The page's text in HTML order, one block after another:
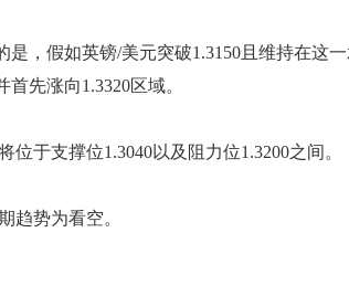
，假如英镑/美元突破1.3150且维持在这一
先涨向1.3320区域。
于支撑位1.3040以及阻力位1.3200之间。
势为看空。